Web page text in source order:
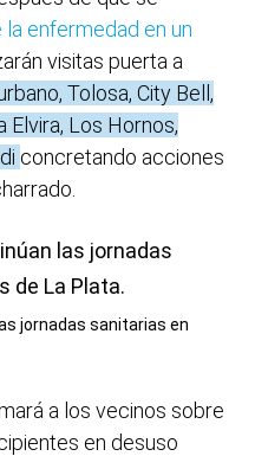
enfermedad en un
visitas puerta a
Tolosa, City Bell,
Elvira, Los Hornos,
concretando acciones
jornadas sanitarias en
a los vecinos sobre
en desuso